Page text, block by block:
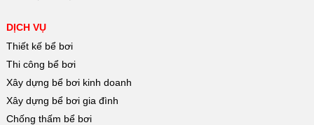
DỊCH VỤ
Thiết kế bể bơi
Thi công bể bơi
Xây dựng bể bơi kinh doanh
Xây dựng bể bơi gia đình
Chống thấm bể bơi